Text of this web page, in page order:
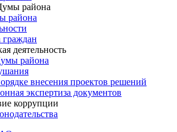
района
района
деятельность
района
внесения проектов решений
экспертиза документов
коррупции